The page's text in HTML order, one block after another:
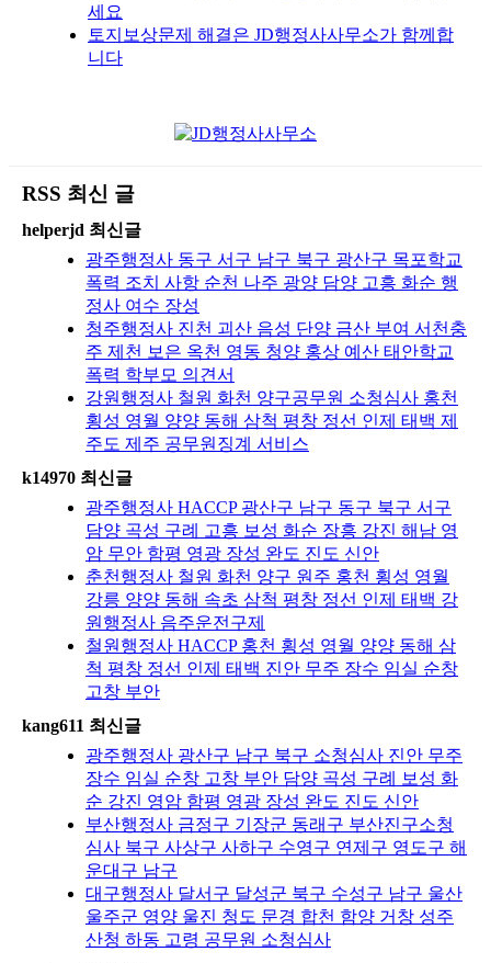
세요
토지보상문제 해결은 JD행정사사무소가 함께합
니다
RSS 최신 글
helperjd 최신글
광주행정사 동구 서구 남구 북구 광산구 목포학교
폭력 조치 사항 순천 나주 광양 담양 고흥 화순 행
정사 여수 장성
청주행정사 진천 괴산 음성 단양 금산 부여 서천충
주 제천 보은 옥천 영동 청양 홍상 예산 태안학교
폭력 학부모 의견서
강원행정사 철원 화천 양구공무원 소청심사 홍천
횡성 영월 양양 동해 삼척 평창 정선 인제 태백 제
주도 제주 공무원징계 서비스
k14970 최신글
광주행정사 HACCP 광산구 남구 동구 북구 서구
담양 곡성 구례 고흥 보성 화순 장흥 강진 해남 영
암 무안 함평 영광 장성 완도 진도 신안
춘천행정사 철원 화천 양구 원주 홍천 횡성 영월
강릉 양양 동해 속초 삼척 평창 정선 인제 태백 강
원행정사 음주운전구제
철원행정사 HACCP 홍천 횡성 영월 양양 동해 삼
척 평창 정선 인제 태백 진안 무주 장수 임실 순창
고창 부안
kang611 최신글
광주행정사 광산구 남구 북구 소청심사 진안 무주
장수 임실 순창 고창 부안 담양 곡성 구례 보성 화
순 강진 영암 함평 영광 장성 완도 진도 신안
부산행정사 금정구 기장군 동래구 부산진구소청
심사 북구 사상구 사하구 수영구 연제구 영도구 해
운대구 남구
대구행정사 달서구 달성군 북구 수성구 남구 울산
울주군 영양 울진 청도 문경 합천 함양 거창 성주
산청 하동 고령 공무원 소청심사